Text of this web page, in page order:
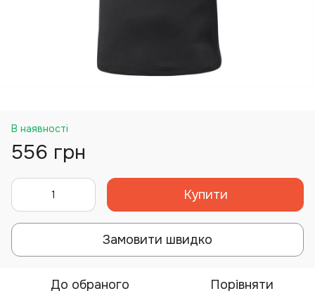
В наявності
556 грн
Купити
Замовити швидко
До обраного Порівняти